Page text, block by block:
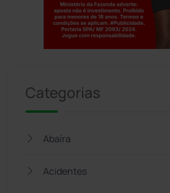
Categorias
Abaíra
Acidentes